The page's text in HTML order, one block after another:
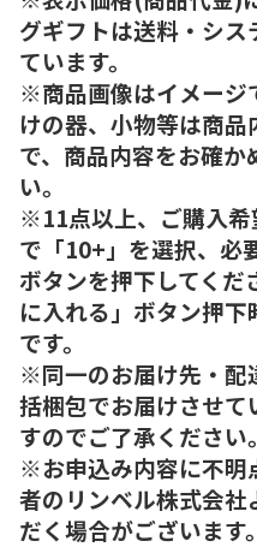
グギフトは送料・シ
ています。
※商品画像はイメージ
けの器、小物等は商品
で、商品内容をお確
い。
※11点以上、ご購入希
で「10+」を選択、必
ボタンを押下してくだ
に入れる」ボタン押
です。
※同一のお届け先・配
括梱包でお届けさせて
すのでご了承ください。
※お申込み内容に不明
者のリンベル株式会
だく場合がございます。